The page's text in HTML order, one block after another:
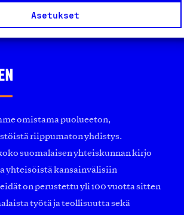
Asetukset
omistama puolueeton,
riippumaton yhdistys.
suomalaisen yhteiskunnan kirjo
yhteisöistä kansainvälisiin
on perustettu yli 100 vuotta sitten
työtä ja teollisuutta sekä